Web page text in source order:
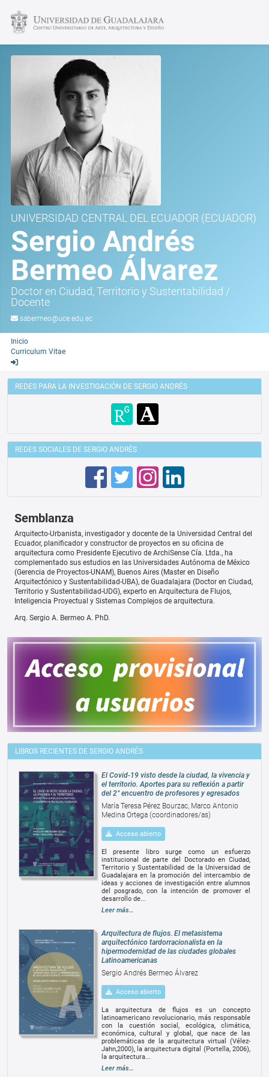
UNIVERSIDAD CENTRAL DEL ECUADOR (ECUADOR)
Sergio Andrés
Bermeo Álvarez
Doctor en Ciudad, Territorio y Sustentabilidad /
Docente
sabermeo@uce.edu.ec
Inicio
Curriculum Vitae
REDES PARA LA INVESTIGACIÓN DE SERGIO ANDRÉS
REDES SOCIALES DE SERGIO ANDRÉS
Semblanza
Arquitecto-Urbanista, investigador y docente de la Universidad Central del
Ecuador, planificador y constructor de proyectos en su oficina de
arquitectura como Presidente Ejecutivo de ArchiSense Cía. Ltda., ha
complementado sus estudios en las Universidades Autónoma de México
(Gerencia de Proyectos-UNAM), Buenos Aires (Master en Diseño
Arquitectónico y Sustentabilidad-UBA), de Guadalajara (Doctor en Ciudad,
Territorio y Sustentabilidad-UDG), experto en Arquitectura de Flujos,
Inteligencia Proyectual y Sistemas Complejos de arquitectura.
Arq. Sergio A. Bermeo A. PhD.
LIBROS RECIENTES DE SERGIO ANDRÉS
El Covid-19 visto desde la ciudad, la vivencia y
el territorio. Aportes para su reflexión a partir
del 2° encuentro de profesores y egresados
María Teresa Pérez Bourzac, Marco Antonio
Medina Ortega (coordinadores/as)
Acceso abierto
El presente libro surge como un esfuerzo
institucional de parte del Doctorado en Ciudad,
Territorio y Sustentabilidad de la Universidad de
Guadalajara en la promoción del intercambio de
ideas y acciones de investigación entre alumnos
del posgrado, con la intención de promover el
desarrollo de...
Leer más…
Arquitectura de flujos. El metasistema
arquitectónico tardorracionalista en la
hipermodernidad de las ciudades globales
Latinoamericanas
Sergio Andrés Bermeo Álvarez
Acceso abierto
La arquitectura de flujos es un concepto
latinoamericano revolucionario, más responsable
con la cuestión social, ecológica, climática,
económica, cultural y global, que nace de las
problemáticas de la arquitectura virtual (Vélez-
Jahn,2000), la arquitectura digital (Portella, 2006),
la arquitectura...
Leer más…